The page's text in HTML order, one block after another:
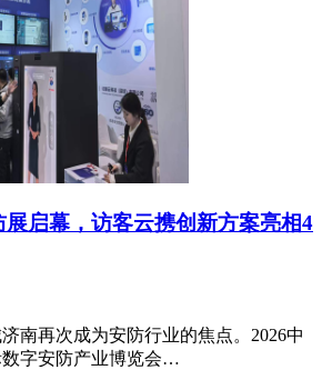
展启幕，访客云携创新方案亮相4
南再次成为安防行业的焦点。2026中
数字安防产业博览会…